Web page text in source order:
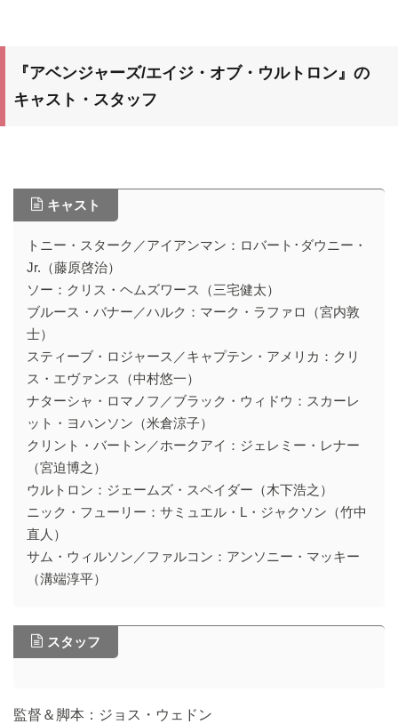
『アベンジャーズ/エイジ・オブ・ウルトロン』の
キャスト・スタッフ
キャスト
トニー・スターク／アイアンマン：ロバート･ダウニー・
Jr.（藤原啓治）
ソー：クリス・ヘムズワース（三宅健太）
ブルース・バナー／ハルク：マーク・ラファロ（宮内敦
士）
スティーブ・ロジャース／キャプテン・アメリカ：クリ
ス・エヴァンス（中村悠一）
ナターシャ・ロマノフ／ブラック・ウィドウ：スカーレ
ット・ヨハンソン（米倉涼子）
クリント・バートン／ホークアイ：ジェレミー・レナー
（宮迫博之）
ウルトロン：ジェームズ・スペイダー（木下浩之）
ニック・フューリー：サミュエル・L・ジャクソン（竹中
直人）
サム・ウィルソン／ファルコン：アンソニー・マッキー
（溝端淳平）
スタッフ
監督＆脚本：ジョス・ウェドン